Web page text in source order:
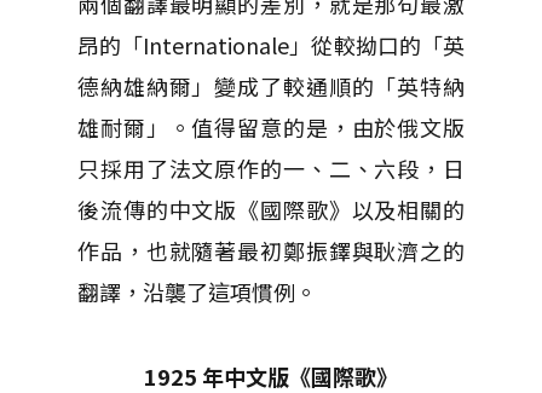
昂的「Internationale」從較拗口的「英
德納雄納爾」變成了較通順的「英特納
雄耐爾」。值得留意的是，由於俄文版
只採用了法文原作的一、二、六段，日
後流傳的中文版《國際歌》以及相關的
作品，也就隨著最初鄭振鐸與耿濟之的
翻譯，沿襲了這項慣例。
1925 年中文版《國際歌》